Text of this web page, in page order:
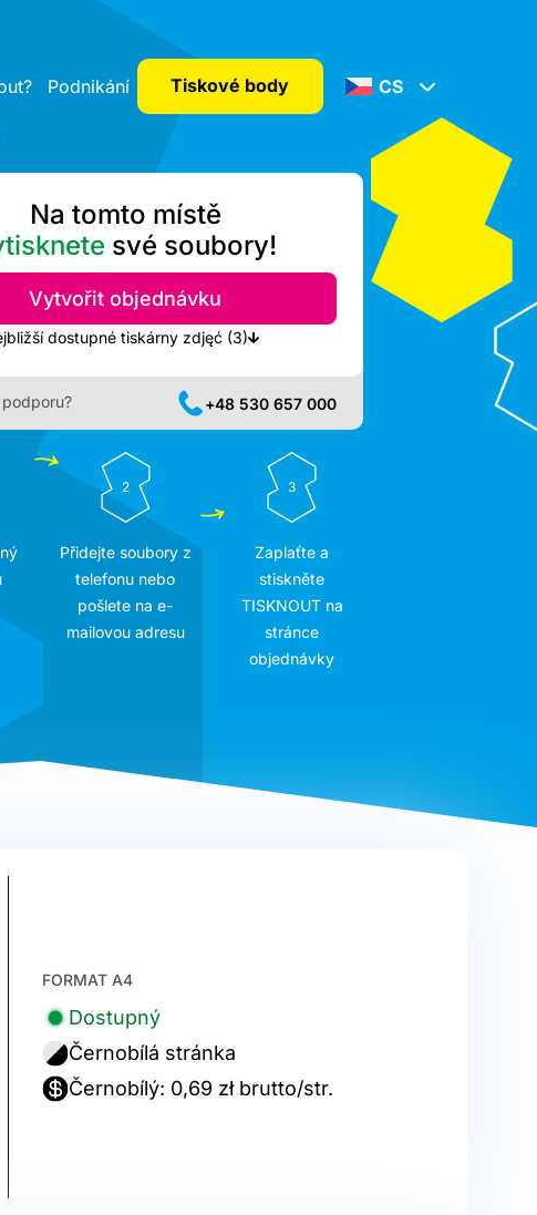
Podnikání Tiskové body CS
Na tomto místě
své soubory!
Vytvořit objednávku
Zobrazit nejbližší dostupné tiskárny zdjęć (3)
+48 530 657 000
2
Přidejte soubory z
telefonu nebo
pošlete na e-
mailovou adresu
3
Zaplaťte a
stiskněte
TISKNOUT na
stránce
objednávky
FORMAT A4
Dostupný
Černobílá stránka
Černobílý: 0,69 zł brutto/str.